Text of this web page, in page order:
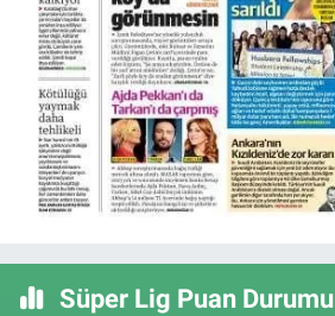
Süper Lig Puan Durumu